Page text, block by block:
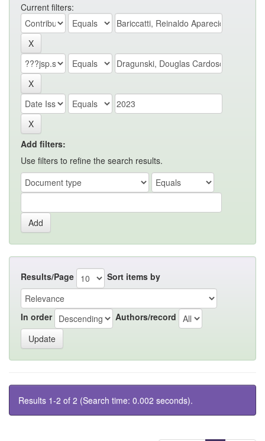
Current filters:
Add filters:
Use filters to refine the search results.
Results/Page Sort items by
In order Authors/record
Results 1-2 of 2 (Search time: 0.002 seconds).